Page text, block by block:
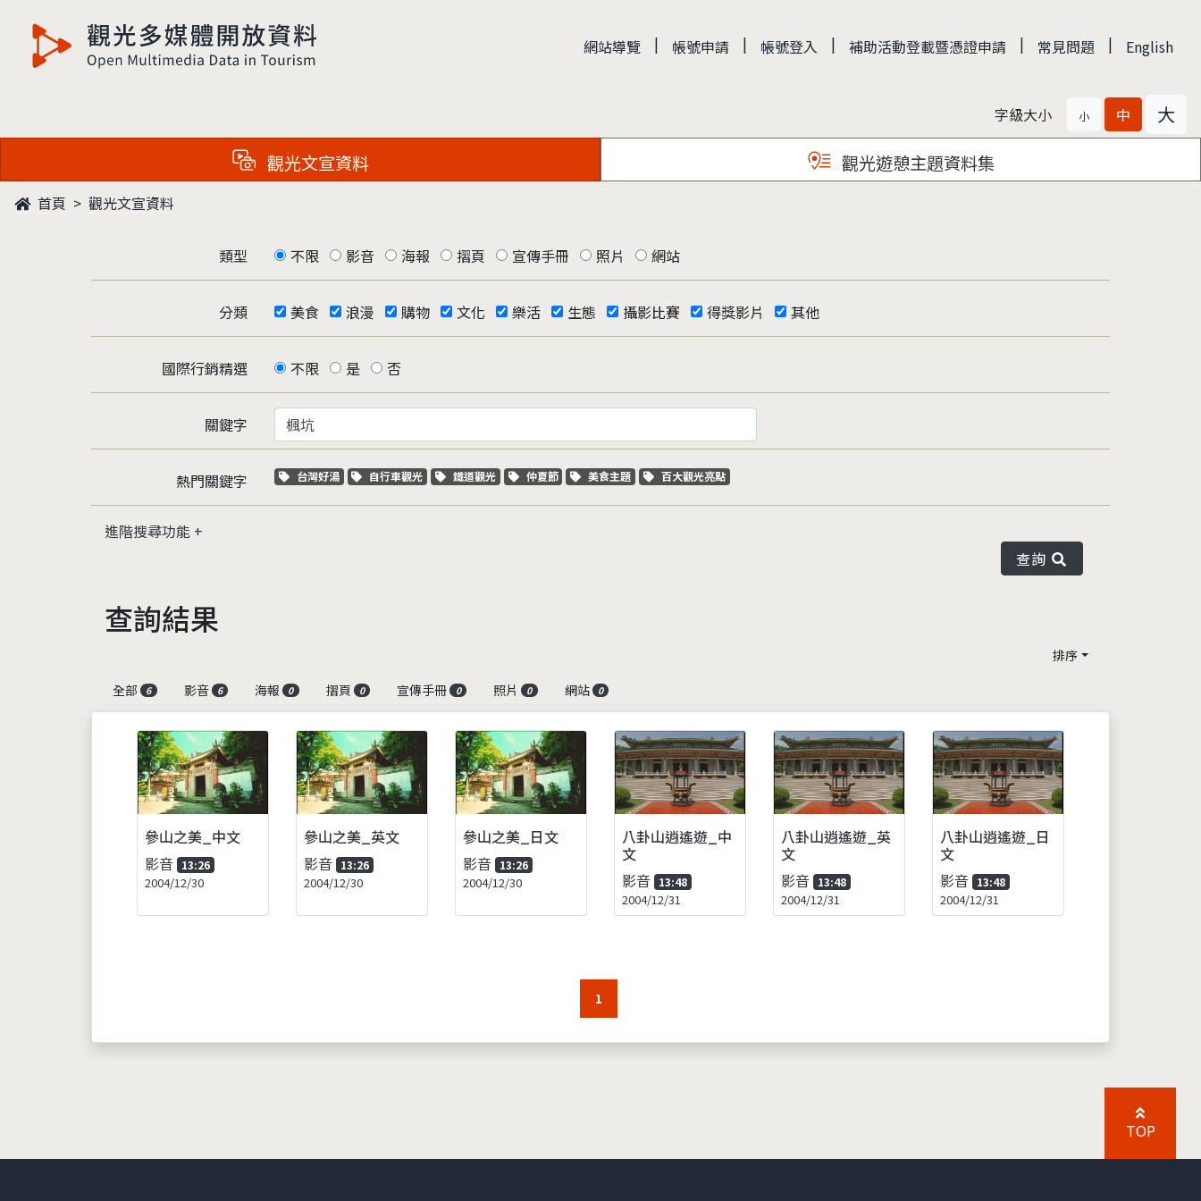
觀光多媒體開放資料 網站導覽 | 帳號申請 | 帳號登入 | 補助活動登載暨憑證申請 | 常見問題 | English
字級大小 小 中 大
觀光文宣資料 觀光遊憩主題資料集
首頁 觀光文宣資料
類型 不限 影音 海報 摺頁 宣傳手冊 照片 網站
分類 美食 浪漫 購物 文化 樂活 生態 攝影比賽 得獎影片 其他
國際行銷精選 不限 是 否
關鍵字
熱門關鍵字 關鍵字標籤
台灣好湯 關鍵字標籤
自行車觀光 關鍵字標籤
鐵道觀光 關鍵字標籤
仲夏節 關鍵字標籤
美食主題 關鍵字標籤
百大觀光亮點
進階搜尋功能
查詢
查詢結果
排序
全部
6 影音 6 海報 0 摺頁 0 宣傳手冊 0 照片 0 網站 0
參山之美_中文
影音 13:26
2004/12/30
參山之美_英文
影音 13:26
2004/12/30
參山之美_日文
影音 13:26
2004/12/30
八卦山逍遙遊_中
文
影音 13:48
2004/12/31
八卦山逍遙遊_英
文
影音 13:48
2004/12/31
八卦山逍遙遊_日
文
影音 13:48
2004/12/31
1
TOP